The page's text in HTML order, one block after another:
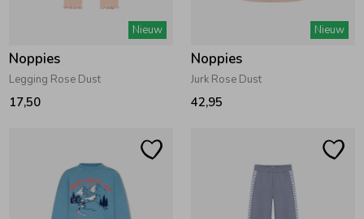
Regenkleding &-laarzen
Kledingaccessoires
Blazers & Gilets
Boxpakjes
Nieuw
Noppies
Legging Rose Dust
17,50
Nieuw
Noppies
Jurk Rose Dust
42,95